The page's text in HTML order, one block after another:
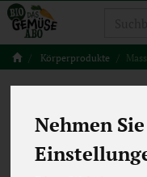
Nehmen
Körperprodukte